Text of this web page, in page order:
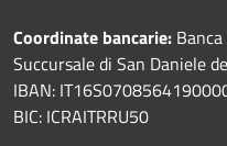
Coordinate bancarie:
Succursale di San Daniele
IBAN:
BIC: ICRAITRRU50